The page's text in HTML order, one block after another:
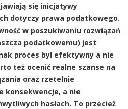
się inicjatywy
dotyczy prawa podatkowego.
w poszukiwaniu rozwiązań
podatkowemu) jest
proces był efektywny a nie
też ocenić realne szanse na
oraz rzetelnie
konsekwencje, a nie
hasłach. To przecież